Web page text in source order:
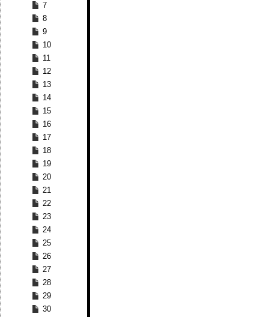
7
8
9
10
11
12
13
14
15
16
17
18
19
20
21
22
23
24
25
26
27
28
29
30